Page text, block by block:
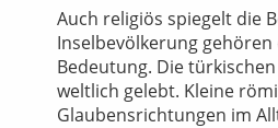
Auch religiös spiegelt die
Inselbevölkerung
Bedeutung. Die
weltlich gelebt. Kleine
Glaubensrichtungen im